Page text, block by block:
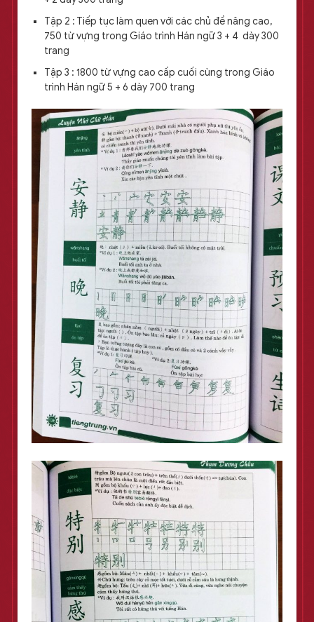
Tập 2 : Tiếp tục làm quen với các chủ đề nâng cao,
750 từ vựng trong Giáo trình Hán ngữ 3 + 4 dày 300
trang
Tập 3 : 1800 từ vựng cao cấp cuối cùng trong Giáo
trình Hán ngữ 5 + 6 dày 700 trang